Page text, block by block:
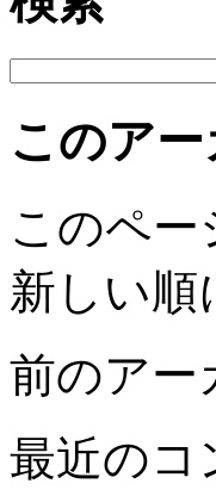
このア
このペー
新しい順
前のアー
最近のコ